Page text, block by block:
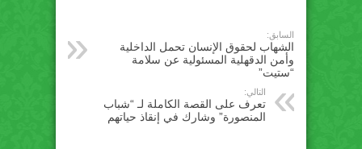
السابق:
الشهاب لحقوق الإنسان تحمل الداخلية
وأمن الدقهلية المسئولية عن سلامة
“ستيت”
التالي:
تعرف على القصة الكاملة لـ “شباب
المنصورة” وشارك في إنقاذ حياتهم